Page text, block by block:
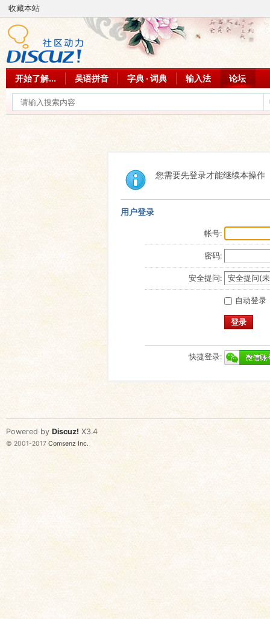
收藏本站
开始了解... 吴语拼音 字典 · 词典 输入法 论坛
您需要先登录才能继续本操作
用户登录
帐号:
密码:
安全提问:
自动登录
登录
快捷登录:
Powered by Discuz! X3.4
© 2001-2017 Comsenz Inc.